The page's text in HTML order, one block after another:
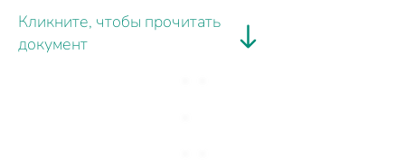
Кликните, чтобы прочитать
документ